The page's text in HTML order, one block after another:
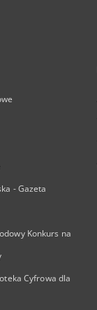
- Gazeta
Konkurs na
Cyfrowa dla